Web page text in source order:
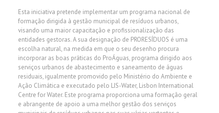
Esta iniciativa pretende implementar um programa nacional de
formação dirigida à gestão municipal de resíduos urbanos,
visando uma maior capacitação e profissionalização das
entidades gestoras. A sua designação de PRORESÍDUOS é uma
escolha natural, na medida em que o seu desenho procura
incorporar as boas práticas do ProÁguas, programa dirigido aos
serviços urbanos de abastecimento e saneamento de águas
residuais, igualmente promovido pelo Ministério do Ambiente e
Ação Climática e executado pelo LIS-Water, Lisbon International
Centre for Water. Este programa proporciona uma formação geral
e abrangente de apoio a uma melhor gestão dos serviços